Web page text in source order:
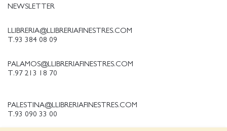
LLIBRERIA@LLIBRERIAFINESTRES.COM
T.93 384 08 09
PALAMOS@LLIBRERIAFINESTRES.COM
T.97 213 18 70
PALESTINA@LLIBRERIAFINESTRES.COM
T.93 090 33 00
NEWSLETTER